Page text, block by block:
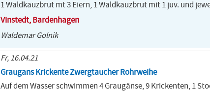
1 Waldkauzbrut mt 3 Eiern, 1 Waldkauzbrut mit 1 juv. und
Vinstedt, Bardenhagen
Waldemar Golnik
Fr, 16.04.21
Graugans Krickente Zwergtaucher Rohrweihe
Auf dem Wasser schwimmen 4 Graugänse, 9 Krickenten, 1